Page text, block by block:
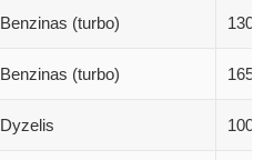
Benzinas (turbo) 130
Benzinas (turbo) 165
Dyzelis